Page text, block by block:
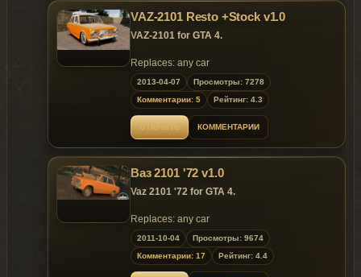
OpenIV.ASI);
4. Next, go on this way - x64e.rpf \ levels \ gta5 \
5. Replace "buffalo2.yft", "buffalo2.ytd" and
"buffalo2_hi.yft" similar modification files from
the downloaded archive;
6. Modification will be installed and the
program can be closed OpenIV.
VAZ-2101 Resto +Stock v1.0
VAZ-2101 for GTA 4.
Replaces: any car
2013-04-07
Просмотры: 7278
Комментарии: 5
Рейтинг: 4.3
КОММЕНТАРИИ
Ваз 2101 '72 v1.0
Vaz 2101 '72 for GTA 4.
Replaces: any car
2011-10-04
Просмотры: 9674
Комментарии: 17
Рейтинг: 4.4